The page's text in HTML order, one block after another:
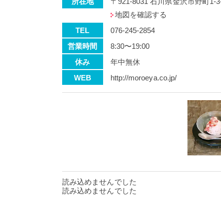
地図を確認する
TEL
076-245-2854
営業時間
8:30〜19:00
休み
年中無休
WEB
http://moroeya.co.jp/
読み込めませんでした
読み込めませんでした